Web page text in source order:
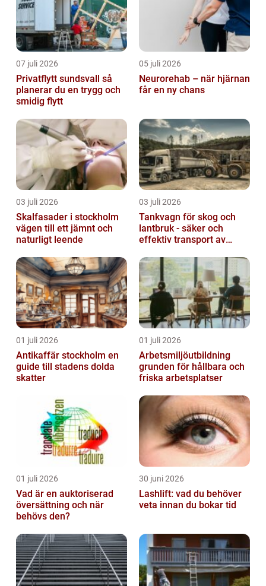
07 juli 2026
Privatflytt sundsvall så
planerar du en trygg och
smidig flytt
05 juli 2026
Neurorehab – när hjärnan
får en ny chans
03 juli 2026
Skalfasader i stockholm
vägen till ett jämnt och
naturligt leende
03 juli 2026
Tankvagn för skog och
lantbruk - säker och
effektiv transport av
01 juli 2026
Antikaffär stockholm en
guide till stadens dolda
skatter
01 juli 2026
Arbetsmiljöutbildning
grunden för hållbara och
friska arbetsplatser
01 juli 2026
Vad är en auktoriserad
översättning och när
behövs den?
30 juni 2026
Lashlift: vad du behöver
veta innan du bokar tid